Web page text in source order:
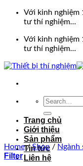
dung
Với kinh nghiệm
tư thí nghiệm...
Với kinh nghiệm
tư thí nghiệm...
Search
Trang chủ
Giới thiệu
Sản phẩm
Tin tức
Liên hệ
Home / Shop / Ngành
Filter